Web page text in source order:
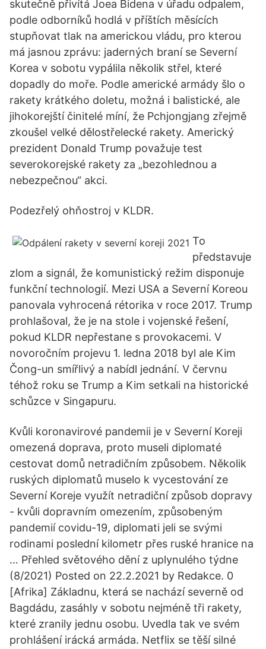
skutečně přivítá Joea Bidena v úřadu odpalem,
podle odborníků hodlá v příštích měsících
stupňovat tlak na americkou vládu, pro kterou
má jasnou zprávu: jaderných braní se Severní
Korea v sobotu vypálila několik střel, které
dopadly do moře. Podle americké armády šlo o
rakety krátkého doletu, možná i balistické, ale
jihokorejští činitelé míní, že Pchjongjang zřejmě
zkoušel velké dělostřelecké rakety. Americký
prezident Donald Trump považuje test
severokorejské rakety za „bezohlednou a
nebezpečnou“ akci.
Podezřelý ohňostroj v KLDR.
To
představuje
zlom a signál, že komunistický režim disponuje
funkční technologií. Mezi USA a Severní Koreou
panovala vyhrocená rétorika v roce 2017. Trump
prohlašoval, že je na stole i vojenské řešení,
pokud KLDR nepřestane s provokacemi. V
novoročním projevu 1. ledna 2018 byl ale Kim
Čong-un smířlivý a nabídl jednání. V červnu
téhož roku se Trump a Kim setkali na historické
schůzce v Singapuru.
Kvůli koronavirové pandemii je v Severní Koreji
omezená doprava, proto museli diplomaté
cestovat domů netradičním způsobem. Několik
ruských diplomatů muselo k vycestování ze
Severní Koreje využít netradiční způsob dopravy
- kvůli dopravním omezením, způsobeným
pandemií covidu-19, diplomati jeli se svými
rodinami poslední kilometr přes ruské hranice na
… Přehled světového dění z uplynulého týdne
(8/2021) Posted on 22.2.2021 by Redakce. 0
[Afrika] Základnu, která se nachází severně od
Bagdádu, zasáhly v sobotu nejméně tři rakety,
které zranily jednu osobu. Uvedla tak ve svém
prohlášení irácká armáda. Netflix se těší silné